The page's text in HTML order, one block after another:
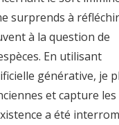
surprends à
à la question de
En utilisant
générative, je
et capture les
a été